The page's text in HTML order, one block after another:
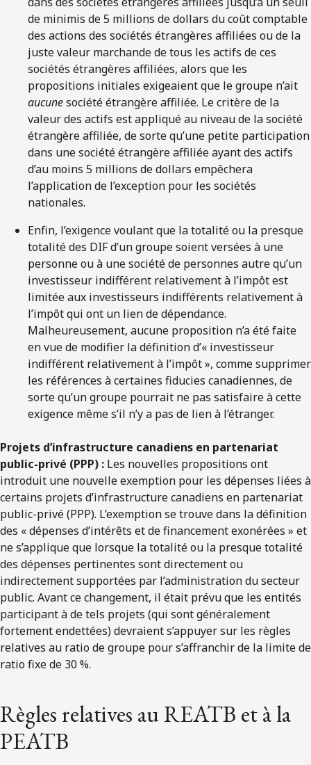
de minimis de 5 millions de dollars du coût comptable
des actions des sociétés étrangères affiliées ou de la
juste valeur marchande de tous les actifs de ces
sociétés étrangères affiliées, alors que les
propositions initiales exigeaient que le groupe n’ait
aucunesociété étrangère affiliée. Le critère de la
valeur des actifs est appliqué au niveau de la société
étrangère affiliée, de sorte qu’une petite participation
dans une société étrangère affiliée ayant des actifs
d’au moins 5 millions de dollars empêchera
l’application de l’exception pour les sociétés
nationales.
Enfin, l’exigence voulant que la totalité ou la presque
totalité des DIF d’un groupe soient versées à une
personne ou à une société de personnes autre qu’un
investisseur indifférent relativement à l’impôt est
limitée aux investisseurs indifférents relativement à
l’impôt qui ont un lien de dépendance.
Malheureusement, aucune proposition n’a été faite
en vue de modifier la définition d’« investisseur
indifférent relativement à l’impôt », comme supprimer
les références à certaines fiducies canadiennes, de
sorte qu’un groupe pourrait ne pas satisfaire à cette
exigence même s’il n’y a pas de lien à l’étranger.
Projets d’infrastructure canadiens en partenariat
public-privé (PPP) : Les nouvelles propositions ont
introduit une nouvelle exemption pour les dépenses liées à
certains projets d’infrastructure canadiens en partenariat
public-privé (PPP). L’exemption se trouve dans la définition
des « dépenses d’intérêts et de financement exonérées » et
ne s’applique que lorsque la totalité ou la presque totalité
des dépenses pertinentes sont directement ou
indirectement supportées par l’administration du secteur
public. Avant ce changement, il était prévu que les entités
participant à de tels projets (qui sont généralement
fortement endettées) devraient s’appuyer sur les règles
relatives au ratio de groupe pour s’affranchir de la limite de
ratio fixe de 30 %.
Règles relatives au REATB et à la
PEATB